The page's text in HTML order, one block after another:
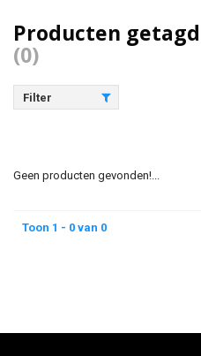
Producten
(0)
Filter
Geen producten gevonden!...
Toon 1 - 0 van 0